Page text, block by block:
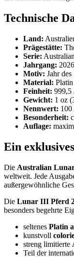
Technische
Land:
Prägestätte:
Serie:
Jahrgang: 2026
Motiv: Jahr des
Material: Platin
Feinheit: 999,5
Gewicht: 1 oz
Nennwert:
Besonderheit:
Auflage:
Ein
Die Australian
weltweit. Jede
außergewöhnliche
Die Lunar III Pferd
besonders begehrte
seltenes Platin
kunstvoll
streng limitierte
Teil der